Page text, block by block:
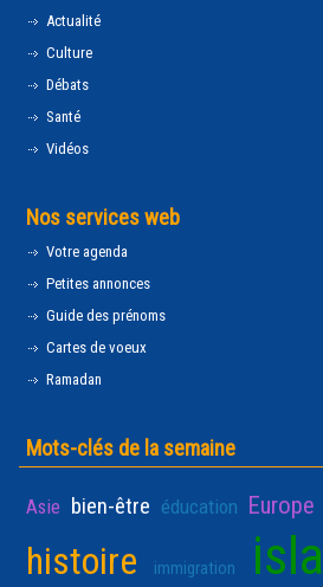
Actualité
Culture
Débats
Santé
Vidéos
Nos services web
Votre agenda
Petites annonces
Guide des prénoms
Cartes de voeux
Ramadan
Mots-clés de la semaine
Asie bien-être éducation Europe
histoire immigration